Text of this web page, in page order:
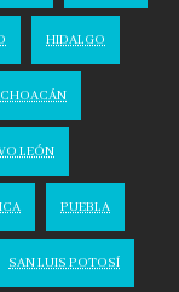
HIDALGO
LEÓN
PUEBLA
SAN LUIS POTOSÍ